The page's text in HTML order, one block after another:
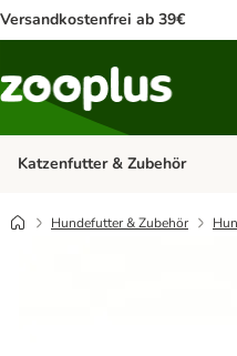
Versandkostenfrei ab 39€
Katzenfutter & Zubehör
Hundefutter & Zubehör